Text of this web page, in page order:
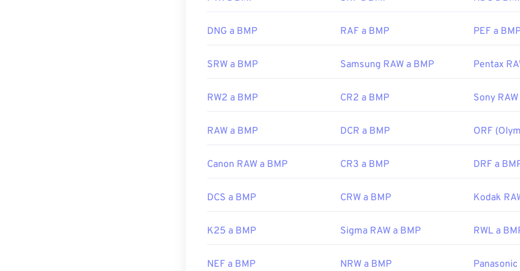
Lanzamiento inicial:
20 de noviembre de 1985
https://en.wikipedia.org/wiki/BMP_file_format
DNG a BMP RAF a BMP PEF a
SRW a BMP Samsung RAW a BMP Pentax
RW2 a BMP CR2 a BMP Sony
RAW a BMP DCR a BMP ORF
Canon RAW a BMP CR3 a BMP DRF a
DCS a BMP CRW a BMP Kodak
K25 a BMP Sigma RAW a BMP RWL a
NEF a BMP NRW a BMP Panasonic